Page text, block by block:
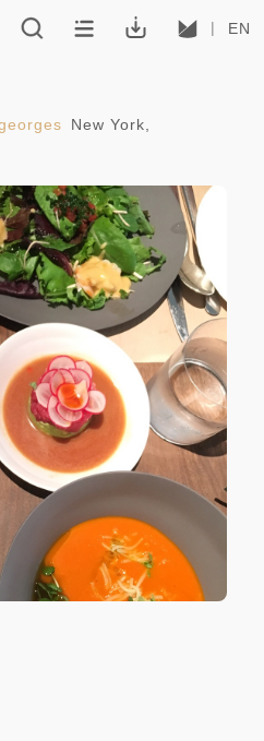
EN
New York